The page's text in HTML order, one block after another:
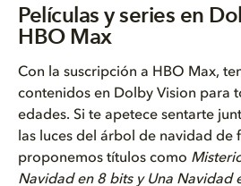
Películas y series en
HBO Max
Con la suscripción a HBO Max,
contenidos en Dolby Vision para
edades. Si te apetece sentarte
las luces del árbol de navidad de
proponemos títulos como
Navidad en 8 bits y Una Navidad